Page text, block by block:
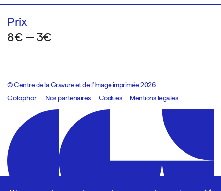
Prix
8€ — 3€
© Centre de la Gravure et de l’Image imprimée 2026
Colophon
Design:Marcel Kaczmarek, code:8080.studio
Nos partenaires Cookies Mentions légales